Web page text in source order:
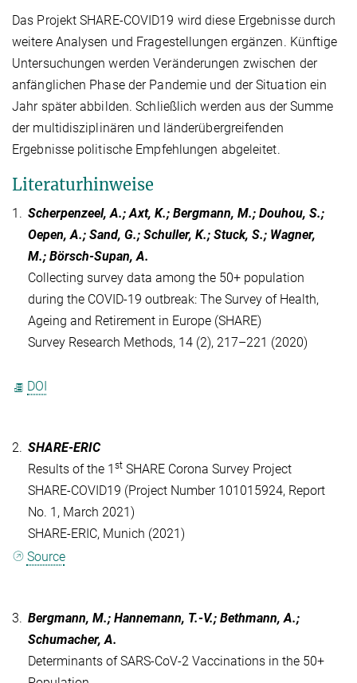
Das Projekt SHARE-COVID19 wird diese Ergebnisse durch
weitere Analysen und Fragestellungen ergänzen. Künftige
Untersuchungen werden Veränderungen zwischen der
anfänglichen Phase der Pandemie und der Situation ein
Jahr später abbilden. Schließlich werden aus der Summe
der multidisziplinären und länderübergreifenden
Ergebnisse politische Empfehlungen abgeleitet.
Literaturhinweise
1. Scherpenzeel, A.; Axt, K.; Bergmann, M.; Douhou, S.;
Oepen, A.; Sand, G.; Schuller, K.; Stuck, S.; Wagner,
M.; Börsch-Supan, A.
Collecting survey data among the 50+ population
during the COVID-19 outbreak: The Survey of Health,
Ageing and Retirement in Europe (SHARE)
Survey Research Methods, 14 (2), 217–221 (2020)
DOI
2. SHARE-ERIC
Results of the 1 st SHARE Corona Survey Project
SHARE-COVID19 (Project Number 101015924, Report
No. 1, March 2021)
SHARE-ERIC, Munich (2021)
Source
3. Bergmann, M.; Hannemann, T.-V.; Bethmann, A.;
Schumacher, A.
Determinants of SARS-CoV-2 Vaccinations in the 50+